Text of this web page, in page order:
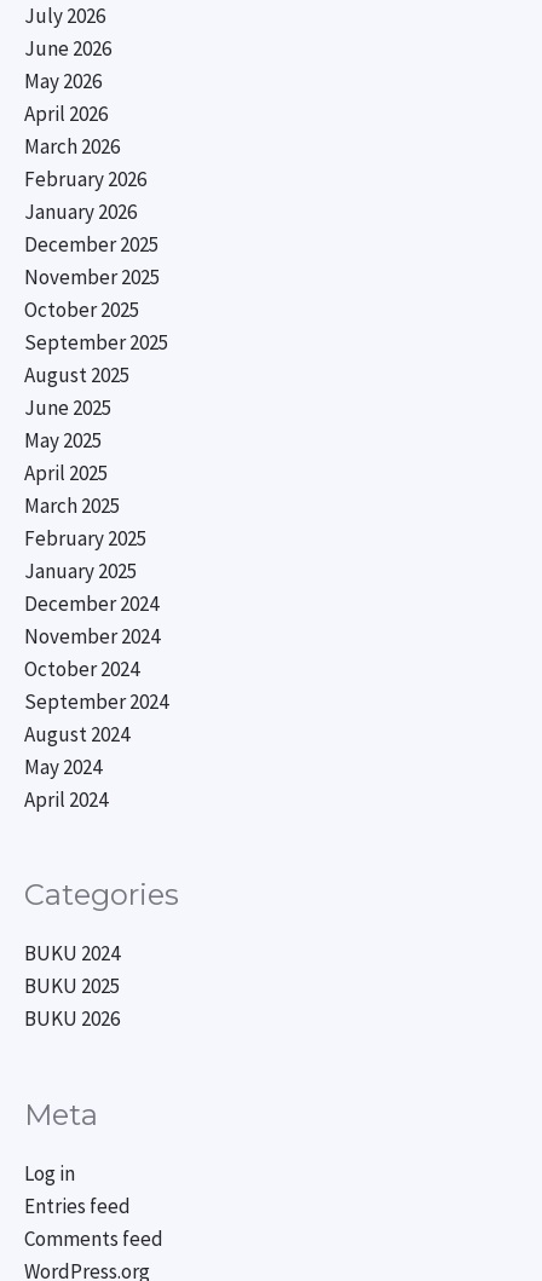
July 2026
June 2026
May 2026
April 2026
March 2026
February 2026
January 2026
December 2025
November 2025
October 2025
September 2025
August 2025
June 2025
May 2025
April 2025
March 2025
February 2025
January 2025
December 2024
November 2024
October 2024
September 2024
August 2024
May 2024
April 2024
Categories
BUKU 2024
BUKU 2025
BUKU 2026
Meta
Log in
Entries feed
Comments feed
WordPress.org